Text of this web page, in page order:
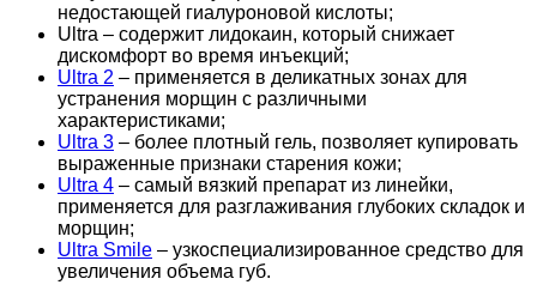
недостающей гиалуроновой кислоты;
Ultra – содержит лидокаин, который снижает
дискомфорт во время инъекций;
Ultra 2 – применяется в деликатных зонах для
устранения морщин с различными
характеристиками;
Ultra 3 – более плотный гель, позволяет купировать
выраженные признаки старения кожи;
Ultra 4 – самый вязкий препарат из линейки,
применяется для разглаживания глубоких складок и
морщин;
Ultra Smile – узкоспециализированное средство для
увеличения объема губ.